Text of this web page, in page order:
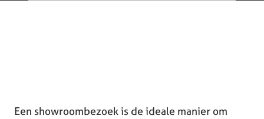
Een showroombezoek is de ideale manier om